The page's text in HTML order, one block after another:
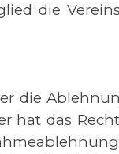
die
die
hat das